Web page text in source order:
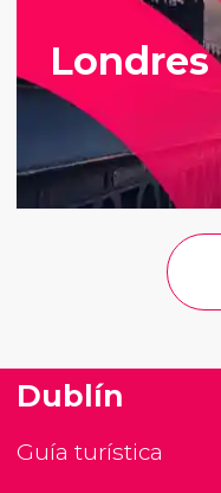
Londres
Dublín
Guía turística